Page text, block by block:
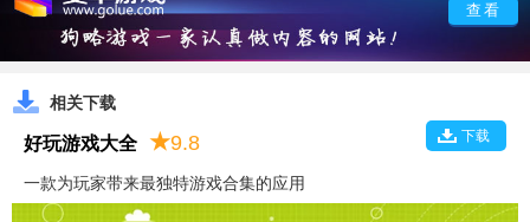
查看
相关下载
下载
好玩游戏大全 ★9.8
一款为玩家带来最独特游戏合集的应用